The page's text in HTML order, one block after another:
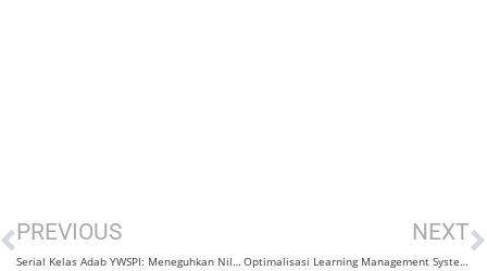
Prev
PREVIOUS
Serial Kelas Adab YWSPI: Meneguhkan Nilai Adab Berpakaian
NEXT
Optimalisasi Learning Management System (LMS) untuk Pembelajaran Bahasa Arab di STAI Raden Abdullah Yaqin Jember